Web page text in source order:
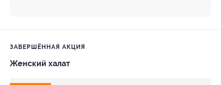
ЗАВЕРШЁННАЯ АКЦИЯ
Женский халат